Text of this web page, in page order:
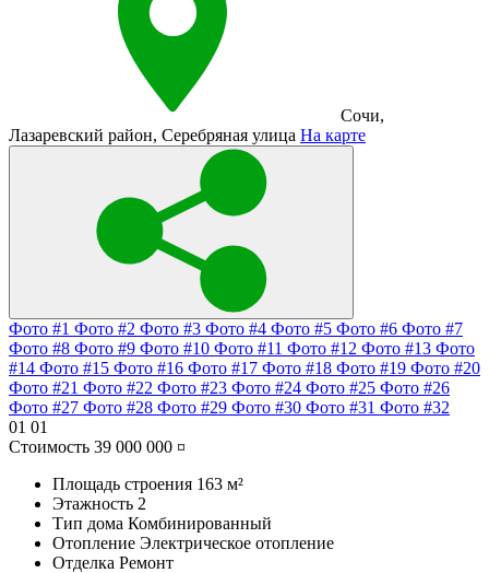
Сочи,
Лазаревский район, Серебряная улица На карте
Фото #1 Фото #2 Фото #3 Фото #4 Фото #5 Фото #6 Фото #7
Фото #8 Фото #9 Фото #10 Фото #11 Фото #12 Фото #13 Фото
#14 Фото #15 Фото #16 Фото #17 Фото #18 Фото #19 Фото #20
Фото #21 Фото #22 Фото #23 Фото #24 Фото #25 Фото #26
Фото #27 Фото #28 Фото #29 Фото #30 Фото #31 Фото #32
01 01
Стоимость 39 000 000 ¤
Площадь строения 163 м²
Этажность 2
Тип дома Комбинированный
Отопление Электрическое отопление
Отделка Ремонт